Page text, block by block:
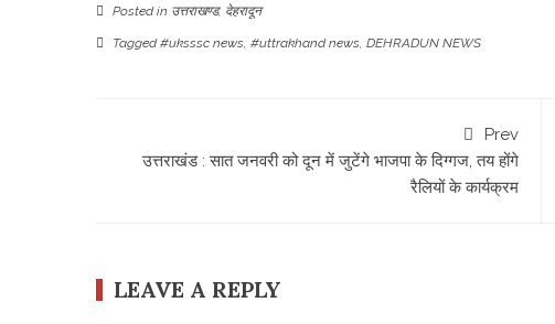
Posted in उत्तराखण्ड, देहरादून
Tagged#uksssc news, #uttrakhand news, DEHRADUN NEWS
Prev
उत्तराखंड : सात जनवरी को दून में जुटेंगे भाजपा के दिग्गज, तय होंगे
रैलियों के कार्यक्रम
LEAVE A REPLY